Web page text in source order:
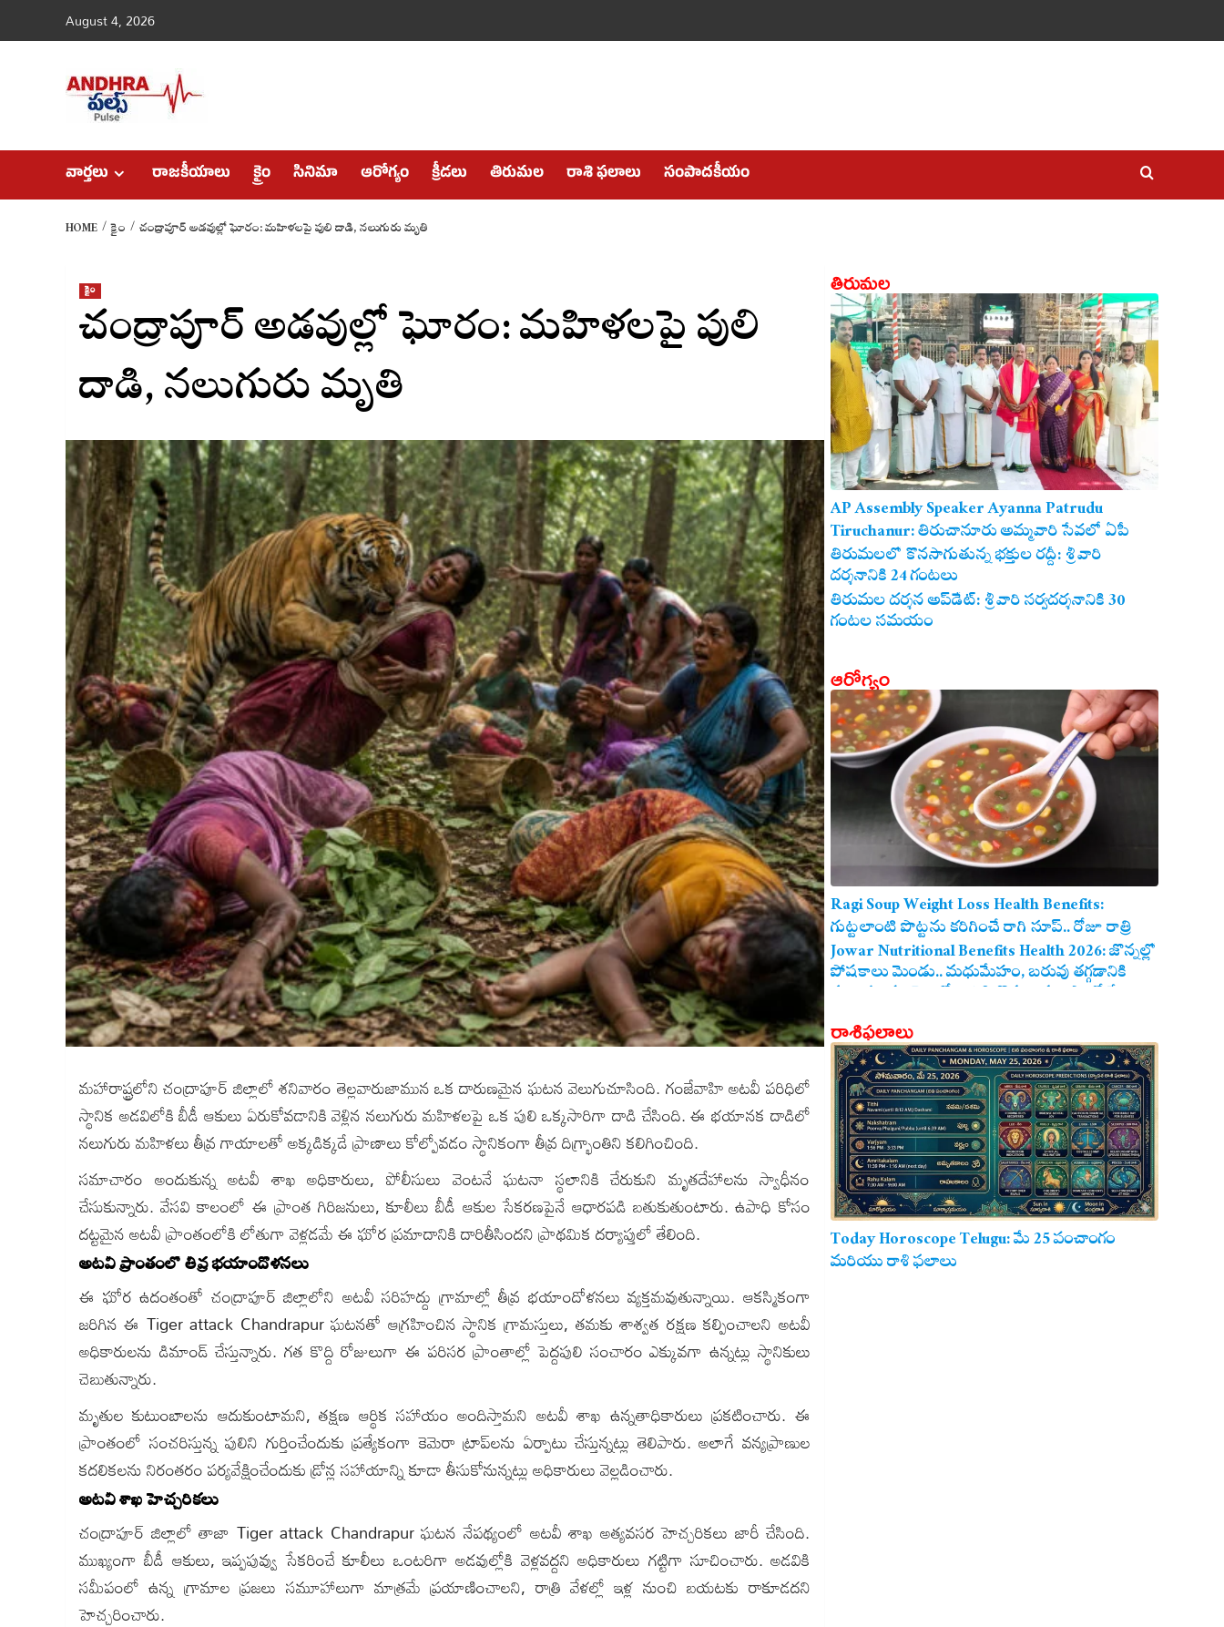
to
August 4, 2026
వార్తలు రాజకీయాలు క్రైం సినిమా ఆరోగ్యం క్రీడలు తిరుమల రాశి ఫలాలు సంపాదకీయం
HOME క్రైం చంద్రాపూర్ అడవుల్లో ఘోరం: మహిళలపై పులి దాడి, నలుగురు మృతి
క్రైం
చంద్రాపూర్ అడవుల్లో ఘోరం: మహిళలపై పులి
దాడి, నలుగురు మృతి
మహారాష్ట్రలోని చంద్రాపూర్ జిల్లాలో శనివారం తెల్లవారుజామున ఒక దారుణమైన ఘటన వెలుగుచూసింది. గంజేవాహి అటవీ పరిధిలో
స్థానిక అడవిలోకి బీడీ ఆకులు ఏరుకోవడానికి వెళ్లిన నలుగురు మహిళలపై ఒక పులి ఒక్కసారిగా దాడి చేసింది. ఈ భయానక దాడిలో
నలుగురు మహిళలు తీవ్ర గాయాలతో అక్కడిక్కడే ప్రాణాలు కోల్పోవడం స్థానికంగా తీవ్ర దిగ్భ్రాంతిని కలిగించింది.
సమాచారం అందుకున్న అటవీ శాఖ అధికారులు, పోలీసులు వెంటనే ఘటనా స్థలానికి చేరుకుని మృతదేహాలను స్వాధీనం
చేసుకున్నారు. వేసవి కాలంలో ఈ ప్రాంత గిరిజనులు, కూలీలు బీడీ ఆకుల సేకరణపైనే ఆధారపడి బతుకుతుంటారు. ఉపాధి కోసం
దట్టమైన అటవీ ప్రాంతంలోకి లోతుగా వెళ్లడమే ఈ ఘోర ప్రమాదానికి దారితీసిందని ప్రాథమిక దర్యాప్తులో తేలింది.
అటవీ ప్రాంతంలో తీవ్ర భయాందోళనలు
ఈ ఘోర ఉదంతంతో చంద్రాపూర్ జిల్లాలోని అటవీ సరిహద్దు గ్రామాల్లో తీవ్ర భయాందోళనలు వ్యక్తమవుతున్నాయి. ఆకస్మికంగా
జరిగిన ఈ Tiger attack Chandrapur ఘటనతో ఆగ్రహించిన స్థానిక గ్రామస్తులు, తమకు శాశ్వత రక్షణ కల్పించాలని అటవీ
అధికారులను డిమాండ్ చేస్తున్నారు. గత కొద్ది రోజులుగా ఈ పరిసర ప్రాంతాల్లో పెద్దపులి సంచారం ఎక్కువగా ఉన్నట్లు స్థానికులు
చెబుతున్నారు.
మృతుల కుటుంబాలను ఆదుకుంటామని, తక్షణ ఆర్థిక సహాయం అందిస్తామని అటవీ శాఖ ఉన్నతాధికారులు ప్రకటించారు. ఈ
ప్రాంతంలో సంచరిస్తున్న పులిని గుర్తించేందుకు ప్రత్యేకంగా కెమెరా ట్రాప్‌లను ఏర్పాటు చేస్తున్నట్లు తెలిపారు. అలాగే వన్యప్రాణుల
కదలికలను నిరంతరం పర్యవేక్షించేందుకు డ్రోన్ల సహాయాన్ని కూడా తీసుకోనున్నట్లు అధికారులు వెల్లడించారు.
అటవీ శాఖ హెచ్చరికలు
చంద్రాపూర్ జిల్లాలో తాజా Tiger attack Chandrapur ఘటన నేపథ్యంలో అటవీ శాఖ అత్యవసర హెచ్చరికలు జారీ చేసింది.
ముఖ్యంగా బీడీ ఆకులు, ఇప్పపువ్వు సేకరించే కూలీలు ఒంటరిగా అడవుల్లోకి వెళ్లవద్దని అధికారులు గట్టిగా సూచించారు. అడవికి
సమీపంలో ఉన్న గ్రామాల ప్రజలు సమూహాలుగా మాత్రమే ప్రయాణించాలని, రాత్రి వేళల్లో ఇళ్ల నుంచి బయటకు రాకూడదని
హెచ్చరించారు.
తిరుమల
AP Assembly Speaker Ayanna Patrudu
Tiruchanur: తిరుచానూరు అమ్మవారి సేవలో ఏపీ
అసెంబ్లీ స్పీకర్.. కుటుంబ సమేతంగా దర్శించుకున్న
అయ్యన్నపాత్రుడు!
తిరుమలలో కొనసాగుతున్న భక్తుల రద్దీ: శ్రీవారి
దర్శనానికి 24 గంటలు
తిరుమల దర్శన అప్‌డేట్: శ్రీవారి సర్వదర్శనానికి 30
గంటల సమయం
ఆరోగ్యం
Ragi Soup Weight Loss Health Benefits:
గుట్టలాంటి పొట్టను కరిగించే రాగి సూప్.. రోజూ రాత్రి
తాగితే బరువు తగ్గడం ఖాయం!
Jowar Nutritional Benefits Health 2026: జొన్నల్లో
పోషకాలు మెండు.. మధుమేహం, బరువు తగ్గడానికి
మరియు గుండె ఆరోగ్యానికి జొన్న అన్నం ఎంతో మేలు!
రాశిఫలాలు
Today Horoscope Telugu: మే 25 పంచాంగం
మరియు రాశి ఫలాలు